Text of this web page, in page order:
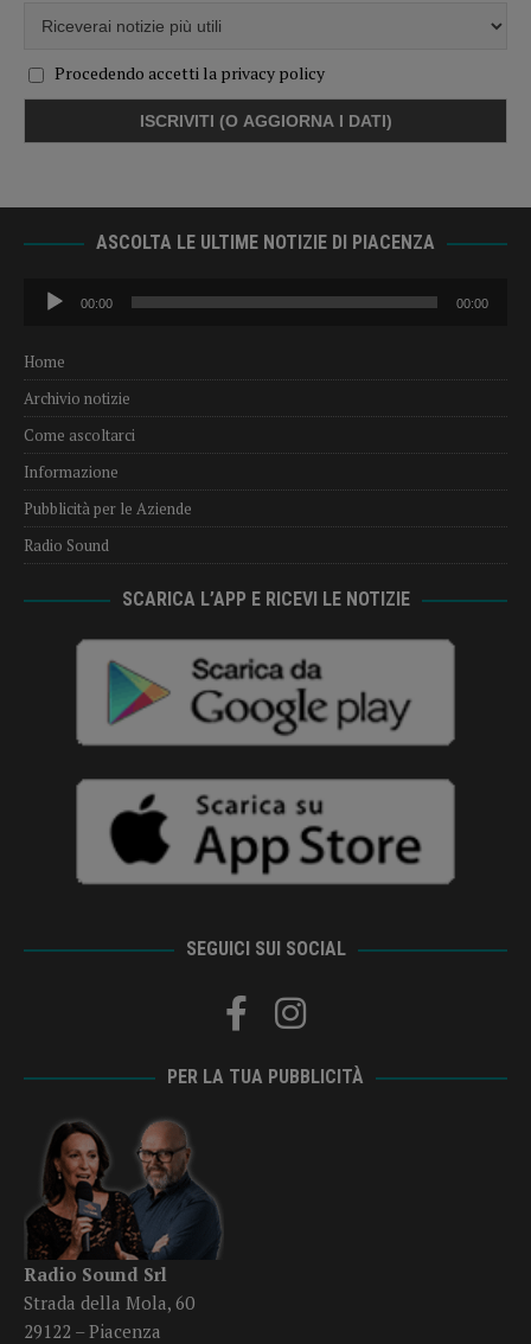
Procedendo accetti la privacy policy
ASCOLTA LE ULTIME NOTIZIE DI PIACENZA
Audio
Player
00:00 00:00
Home
Archivio notizie
Come ascoltarci
Informazione
Pubblicità per le Aziende
Radio Sound
SCARICA L’APP E RICEVI LE NOTIZIE
SEGUICI SUI SOCIAL
PER LA TUA PUBBLICITÀ
Radio Sound Srl
Strada della Mola, 60
29122 – Piacenza